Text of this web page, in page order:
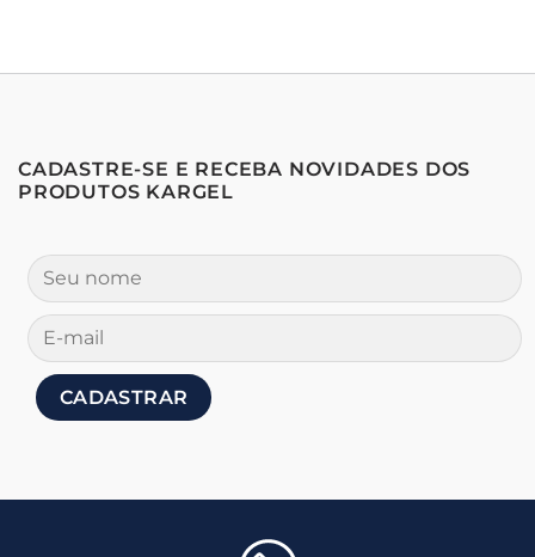
CADASTRE-SE E RECEBA NOVIDADES DOS
PRODUTOS KARGEL